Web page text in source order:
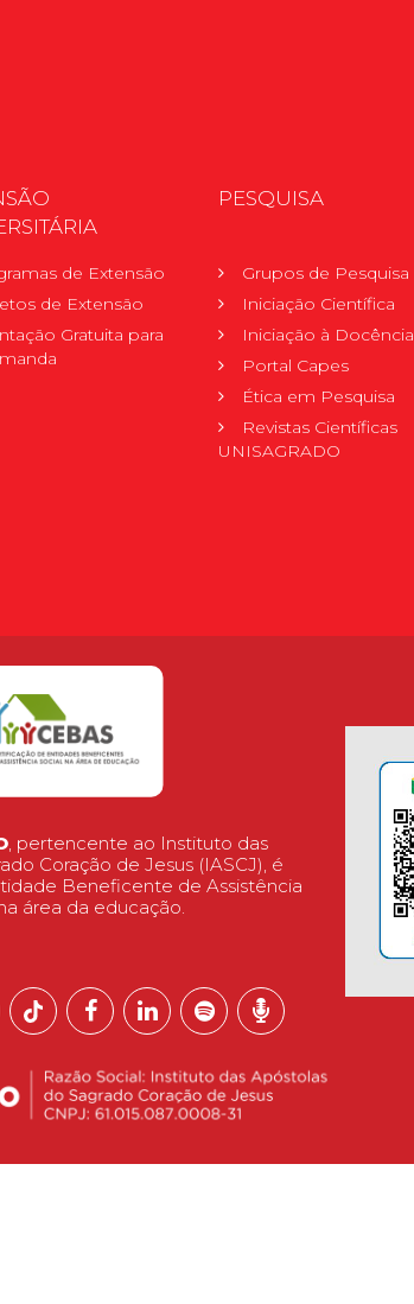
de Extensão
de Extensão
Gratuita para
PESQUISA
Grupos de Pesquisa
Iniciação Científica
Iniciação à Docência
Portal Capes
Ética em Pesquisa
Revistas Científicas
UNISAGRADO
, pertencente ao Instituto das
Coração de Jesus (IASCJ), é
Beneficente de Assistência
área da educação.